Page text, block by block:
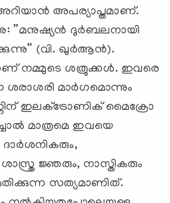
അപര്യാപ്തമാണ്.
”മനുഷ്യന്‍ ദുര്‍ബലനായി
(വി. ഖുര്‍ആന്‍).
നമ്മുടെ ശത്രുക്കള്‍. ഇവരെ
മാര്‍ഗമൊന്നും
ഇലക്‌ട്രോണിക് മൈക്രോ
മാത്രമെ ഇവയെ
ജ്ഞരും, നാസ്തികരും
സത്യമാണിത്.